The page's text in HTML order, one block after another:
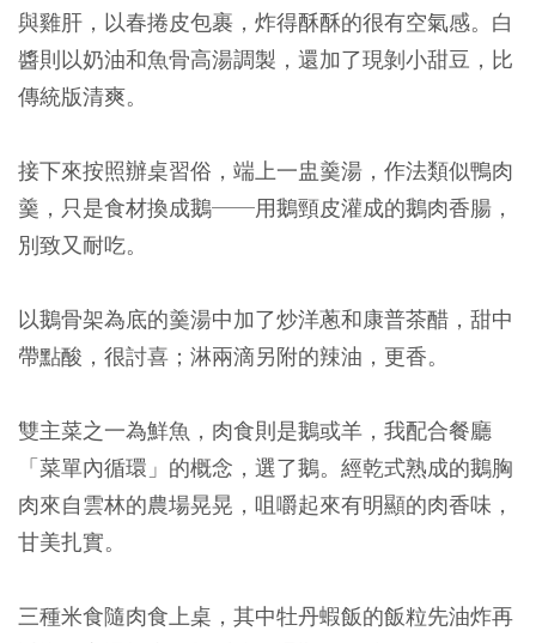
與雞肝，以春捲皮包裹，炸得酥酥的很有空氣感。白
醬則以奶油和魚骨高湯調製，還加了現剝小甜豆，比
傳統版清爽。
接下來按照辦桌習俗，端上一盅羹湯，作法類似鴨肉
羹，只是食材換成鵝──用鵝頸皮灌成的鵝肉香腸，
別致又耐吃。
以鵝骨架為底的羹湯中加了炒洋蔥和康普茶醋，甜中
帶點酸，很討喜；淋兩滴另附的辣油，更香。
雙主菜之一為鮮魚，肉食則是鵝或羊，我配合餐廳
「菜單內循環」的概念，選了鵝。經乾式熟成的鵝胸
肉來自雲林的農場晃晃，咀嚼起來有明顯的肉香味，
甘美扎實。
三種米食隨肉食上桌，其中牡丹蝦飯的飯粒先油炸再